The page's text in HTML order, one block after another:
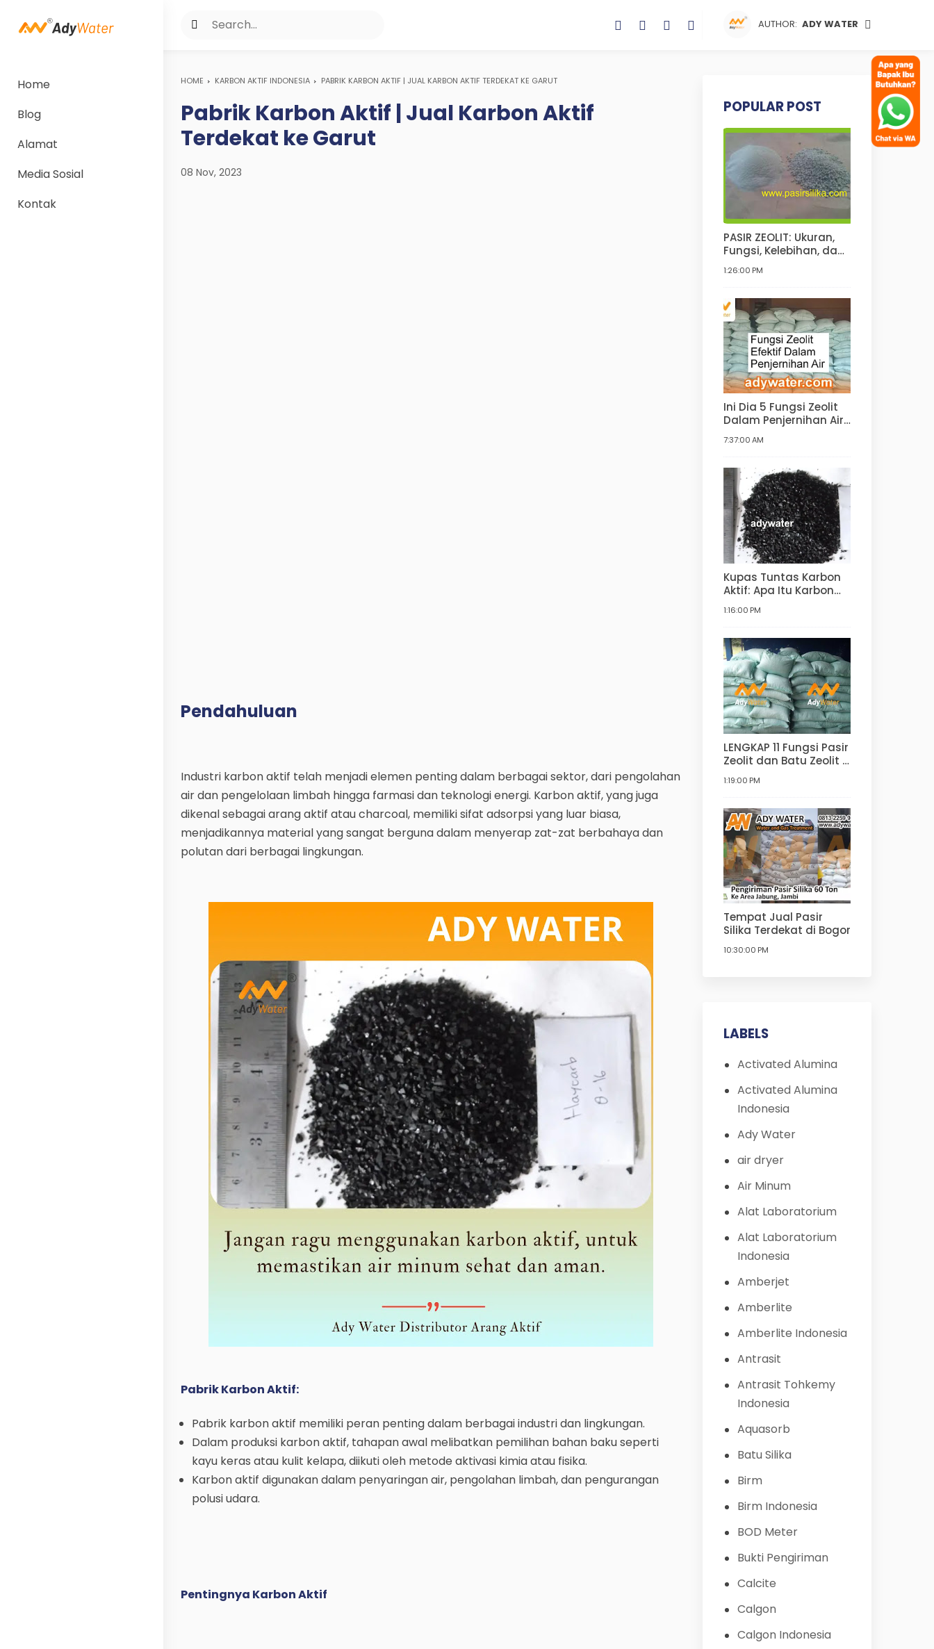
AUTHOR: ADY WATER
Home
Blog
Alamat
Media Sosial
Kontak
HOME KARBON AKTIF INDONESIA PABRIK KARBON AKTIF | JUAL KARBON AKTIF TERDEKAT KE GARUT
Pabrik Karbon Aktif | Jual Karbon Aktif
Terdekat ke Garut
08 Nov, 2023
Pendahuluan
Industri karbon aktif telah menjadi elemen penting dalam berbagai sektor, dari pengolahan
air dan pengelolaan limbah hingga farmasi dan teknologi energi. Karbon aktif, yang juga
dikenal sebagai arang aktif atau charcoal, memiliki sifat adsorpsi yang luar biasa,
menjadikannya material yang sangat berguna dalam menyerap zat-zat berbahaya dan
polutan dari berbagai lingkungan.
Pabrik Karbon Aktif:
Pabrik karbon aktif memiliki peran penting dalam berbagai industri dan lingkungan.
Dalam produksi karbon aktif, tahapan awal melibatkan pemilihan bahan baku seperti
kayu keras atau kulit kelapa, diikuti oleh metode aktivasi kimia atau fisika.
Karbon aktif digunakan dalam penyaringan air, pengolahan limbah, dan pengurangan
polusi udara.
Pentingnya Karbon Aktif
POPULAR POST
PASIR ZEOLIT: Ukuran,
Fungsi, Kelebihan, dan
Zeolit Untuk Kucing,
1:26:00 PM
Ini Dia 5 Fungsi Zeolit
Dalam Penjernihan Air!
Kegunaan Zeolit
dalam Pengolahan Air
Water Softener
7:37:00 AM
Kupas Tuntas Karbon
Aktif: Apa Itu Karbon
Pembuatan, Jenis,
1:16:00 PM
LENGKAP 11 Fungsi Pasir
Zeolit dan Batu Zeolit |
Kegunaan Zeolit untuk
Hortikultur, dan lain-
lain
1:19:00 PM
Tempat Jual Pasir
Silika Terdekat di Bogor
10:30:00 PM
LABELS
Activated Alumina
Activated Alumina
Indonesia
Ady Water
air dryer
Air Minum
Alat Laboratorium
Alat Laboratorium
Indonesia
Amberjet
Amberlite
Amberlite Indonesia
Antrasit
Antrasit Tohkemy
Indonesia
Aquasorb
Batu Silika
Birm
Birm Indonesia
BOD Meter
Bukti Pengiriman
Calcite
Calgon
Calgon Indonesia